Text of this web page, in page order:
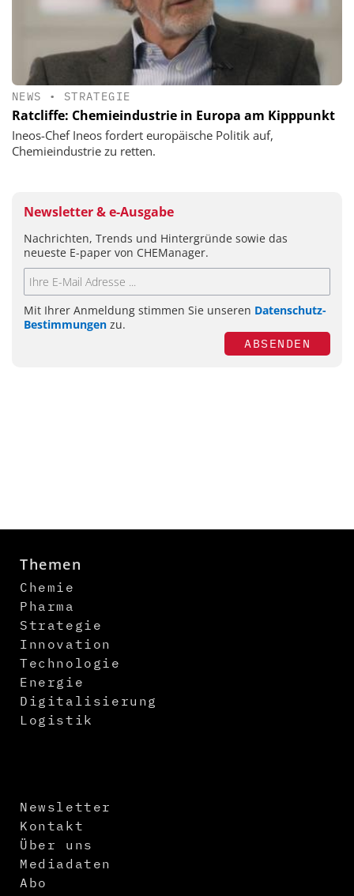
NEWS • STRATEGIE
Ratcliffe: Chemieindustrie in Europa am Kipppunkt
Ineos-Chef Ineos fordert europäische Politik auf,
Chemieindustrie zu retten.
Newsletter & e-Ausgabe
Nachrichten, Trends und Hintergründe sowie das
neueste E-paper von CHEManager.
Mit Ihrer Anmeldung stimmen Sie unseren Datenschutz-
Bestimmungen zu.
ABSENDEN
Themen
Chemie
Pharma
Strategie
Innovation
Technologie
Energie
Digitalisierung
Logistik
Newsletter
Kontakt
Über uns
Mediadaten
Abo